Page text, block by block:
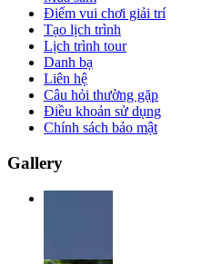
Điểm vui chơi giải trí
Tạo lịch trình
Lịch trình tour
Danh bạ
Liên hệ
Câu hỏi thường gặp
Điều khoản sử dụng
Chính sách bảo mật
Gallery